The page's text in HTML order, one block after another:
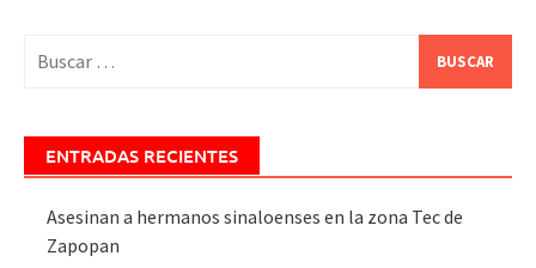
ENTRADAS RECIENTES
Asesinan a hermanos sinaloenses en la zona Tec de
Zapopan